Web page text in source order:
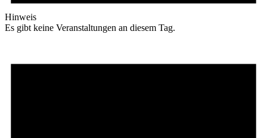
Hinweis
Es gibt keine Veranstaltungen an diesem Tag.